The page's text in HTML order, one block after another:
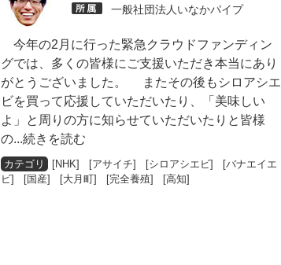
一般社団法人いなかパイプ
今年の2月に行った緊急クラウドファンディン
グでは、多くの皆様にご支援いただき本当にあり
がとうございました。 またその後もシロアシエ
ビを買って応援していただいたり、「美味しい
よ」と周りの方に知らせていただいたりと皆様
の...続きを読む
[NHK] [アサイチ] [シロアシエビ] [バナエイエ
ビ] [国産] [大月町] [完全養殖] [高知]